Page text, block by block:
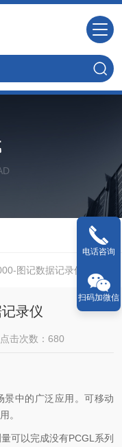
图记数据记录仪
录仪
点击次数：680
中的广泛应用。可移动
。
可以完成没有PCGL系列
电话咨询
扫码加微信